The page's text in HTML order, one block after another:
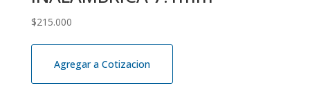
$215.000
Agregar a Cotizacion